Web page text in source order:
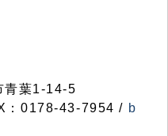
葉1-14-5
：0178-43-7954 / b